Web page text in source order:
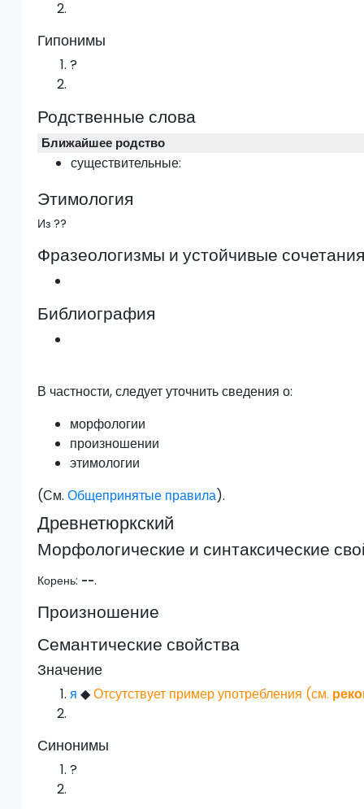
Гипонимы
?
Родственные слова
Ближайшее родство
существительные:
Этимология
Из ??
Фразеологизмы и устойчивые
Библиография
В частности, следует уточнить сведения о:
морфологии
произношении
этимологии
(См.Общепринятые правила).
Древнетюркский
Морфологические и синтаксические
Корень: --.
Произношение
Семантические свойства
Значение
я ◆Отсутствует пример употребления (см.
Синонимы
?